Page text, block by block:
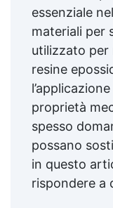
essenziale
materiali per
utilizzato per
resine
proprietà
spesso
possano
in questo
rispondere a